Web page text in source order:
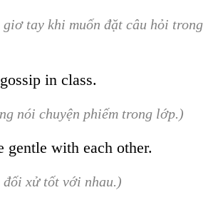
tay khi muốn đặt câu hỏi trong
in class.
nói chuyện phiếm trong lớp.)
gentle with each other.
xử tốt với nhau.)